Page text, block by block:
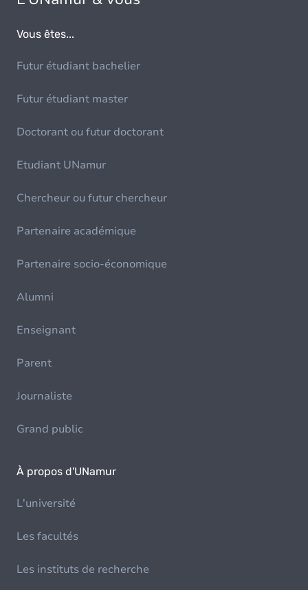
Vous êtes...
Futur étudiant bachelier
Futur étudiant master
Doctorant ou futur doctorant
Etudiant UNamur
Chercheur ou futur chercheur
Partenaire académique
Partenaire socio-économique
Alumni
Enseignant
Parent
Journaliste
Grand public
À propos d'UNamur
L'université
Les facultés
Les instituts de recherche